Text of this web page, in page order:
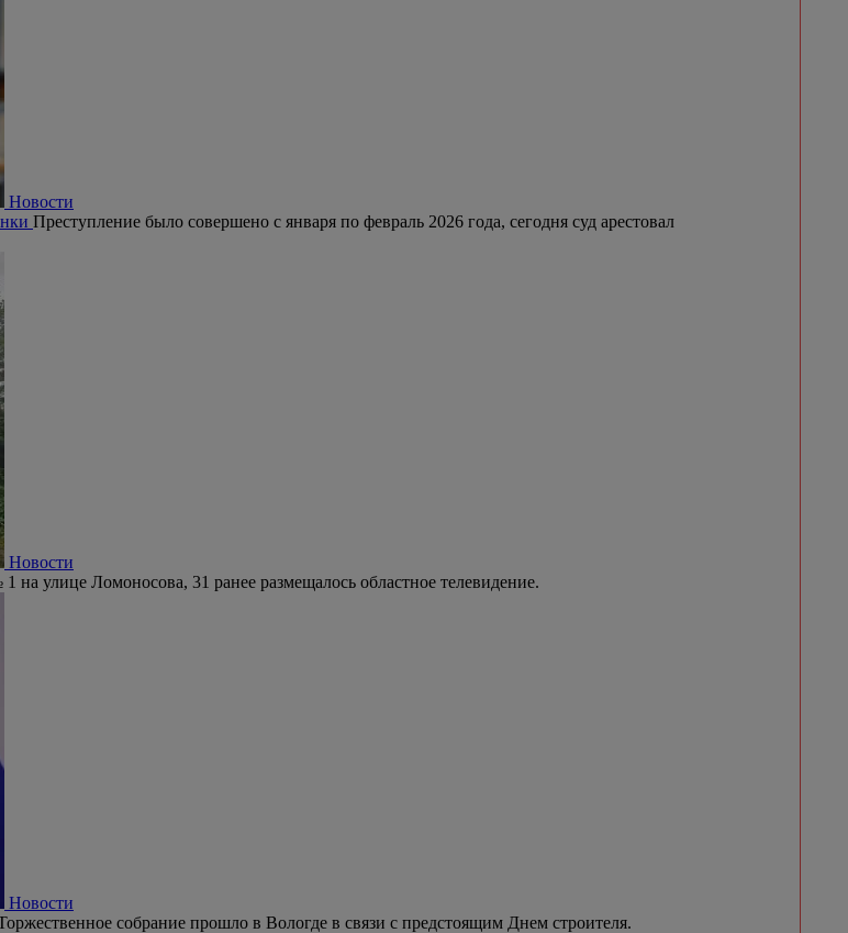
Новости
Преступление было совершено с января по февраль 2026 года, сегодня суд арестовал
Новости
на улице Ломоносова, 31 ранее размещалось областное телевидение.
Новости
собрание прошло в Вологде в связи с предстоящим Днем строителя.